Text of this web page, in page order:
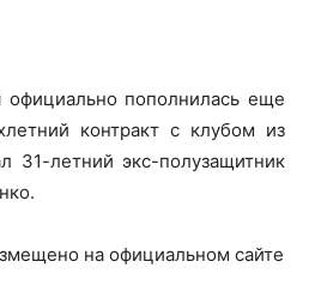
пополнилась еще
контракт с клубом из
31-летний экс-полузащитник
на официальном сайте